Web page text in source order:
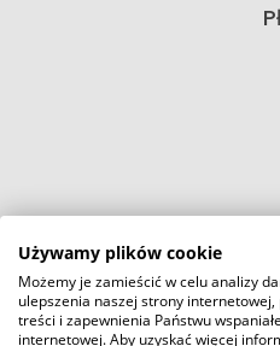
©2026 Wszelkie Prawa
internetowy sklep
Używamy plików cookie
Możemy je zamieścić w celu analizy
ulepszenia naszej strony
treści i zapewnienia Państwu
internetowej. Aby uzyskać więcej